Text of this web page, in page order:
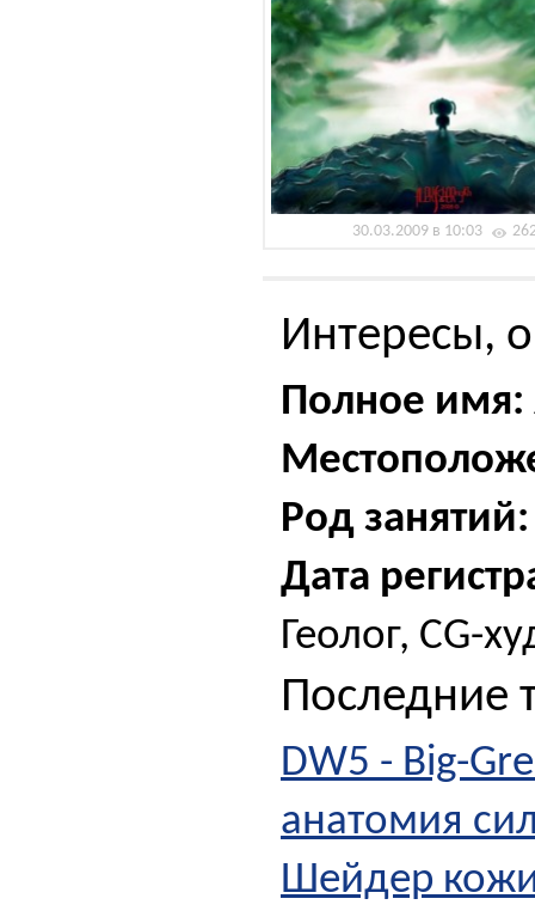
30.03.2009 в 10:03
Интересы,
Полное имя:
Род занятий:
Дата
Геолог, CG-
Последние
DW5 - Big-
анатомия
Шейдер